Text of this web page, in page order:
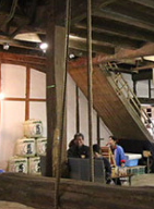
ぱすたろう 島
リエ）【しま